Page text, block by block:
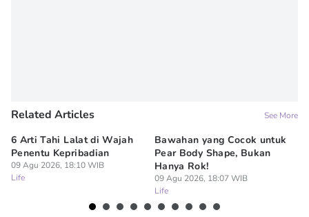
Related Articles See More
6 Arti Tahi Lalat di Wajah
Penentu Kepribadian
09 Agu 2026, 18:10 WIB
Life
Bawahan yang Cocok untuk
Pear Body Shape, Bukan
Hanya Rok!
09 Agu 2026, 18:07 WIB
Life